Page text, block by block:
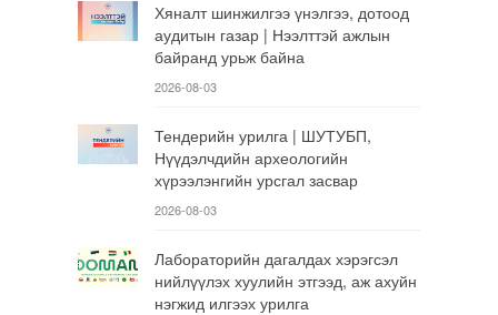
Хяналт шинжилгээ үнэлгээ, дотоод
аудитын газар | Нээлттэй ажлын
байранд урьж байна
2026-08-03
Тендерийн урилга | ШУТУБП,
Нүүдэлчдийн археологийн
хүрээлэнгийн урсгал засвар
2026-08-03
Лабораторийн дагалдах хэрэгсэл
нийлүүлэх хуулийн этгээд, аж ахуйн
нэгжид илгээх урилга